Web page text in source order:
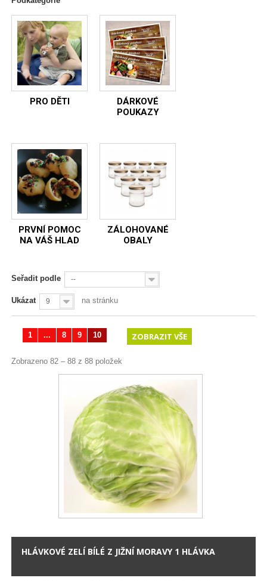
PRO DĚTI
DÁRKOVÉ
POUKAZY
PRVNÍ POMOC
NA VÁŠ HLAD
ZÁLOHOVANÉ
OBALY
Seřadit podle --
Ukázat 9 na stránku
ZOBRAZIT VŠE
1 ... 8 9 10
Zobrazeno 82 – 88 z 88 položek
HLÁVKOVÉ ZELÍ BÍLÉ Z JIŽNÍ MORAVY 1 HLÁVKA